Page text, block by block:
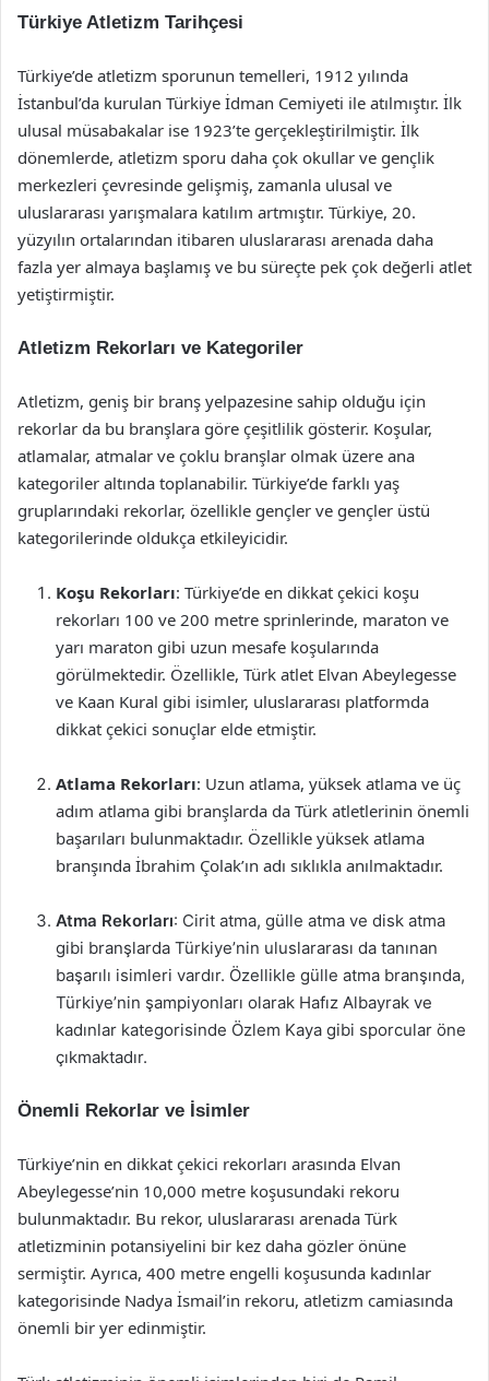
Türkiye Atletizm Tarihçesi
Türkiye’de atletizm sporunun temelleri, 1912 yılında
İstanbul’da kurulan Türkiye İdman Cemiyeti ile atılmıştır. İlk
ulusal müsabakalar ise 1923’te gerçekleştirilmiştir. İlk
dönemlerde, atletizm sporu daha çok okullar ve gençlik
merkezleri çevresinde gelişmiş, zamanla ulusal ve
uluslararası yarışmalara katılım artmıştır. Türkiye, 20.
yüzyılın ortalarından itibaren uluslararası arenada daha
fazla yer almaya başlamış ve bu süreçte pek çok değerli atlet
yetiştirmiştir.
Atletizm Rekorları ve Kategoriler
Atletizm, geniş bir branş yelpazesine sahip olduğu için
rekorlar da bu branşlara göre çeşitlilik gösterir. Koşular,
atlamalar, atmalar ve çoklu branşlar olmak üzere ana
kategoriler altında toplanabilir. Türkiye’de farklı yaş
gruplarındaki rekorlar, özellikle gençler ve gençler üstü
kategorilerinde oldukça etkileyicidir.
Koşu Rekorları: Türkiye’de en dikkat çekici koşu
rekorları 100 ve 200 metre sprinlerinde, maraton ve
yarı maraton gibi uzun mesafe koşularında
görülmektedir. Özellikle, Türk atlet Elvan Abeylegesse
ve Kaan Kural gibi isimler, uluslararası platformda
dikkat çekici sonuçlar elde etmiştir.
Atlama Rekorları: Uzun atlama, yüksek atlama ve üç
adım atlama gibi branşlarda da Türk atletlerinin önemli
başarıları bulunmaktadır. Özellikle yüksek atlama
branşında İbrahim Çolak’ın adı sıklıkla anılmaktadır.
Atma Rekorları: Cirit atma, gülle atma ve disk atma
gibi branşlarda Türkiye’nin uluslararası da tanınan
başarılı isimleri vardır. Özellikle gülle atma branşında,
Türkiye’nin şampiyonları olarak Hafız Albayrak ve
kadınlar kategorisinde Özlem Kaya gibi sporcular öne
çıkmaktadır.
Önemli Rekorlar ve İsimler
Türkiye’nin en dikkat çekici rekorları arasında Elvan
Abeylegesse’nin 10,000 metre koşusundaki rekoru
bulunmaktadır. Bu rekor, uluslararası arenada Türk
atletizminin potansiyelini bir kez daha gözler önüne
sermiştir. Ayrıca, 400 metre engelli koşusunda kadınlar
kategorisinde Nadya İsmail’in rekoru, atletizm camiasında
önemli bir yer edinmiştir.